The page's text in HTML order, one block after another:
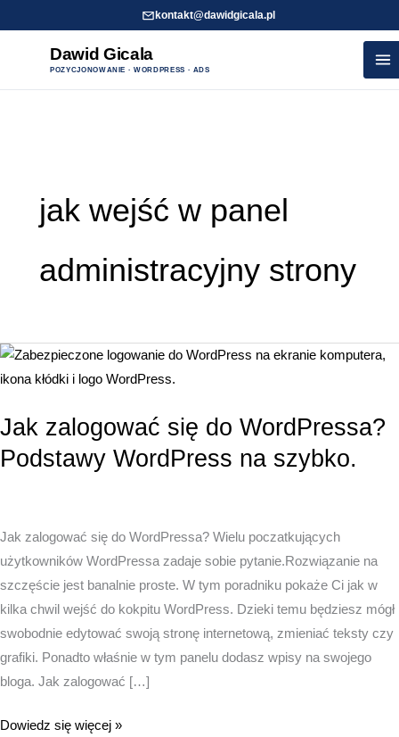
kontakt@dawidgicala.pl
Dawid Gicala
POZYCJONOWANIE · WORDPRESS · ADS
jak wejść w panel
administracyjny strony
Jak zalogować się do WordPressa?
Podstawy WordPress na szybko.
Jak zalogować się do WordPressa? Wielu poczatkujących
użytkowników WordPressa zadaje sobie pytanie.Rozwiązanie na
szczęście jest banalnie proste. W tym poradniku pokaże Ci jak w
kilka chwil wejść do kokpitu WordPress. Dzieki temu będziesz mógł
swobodnie edytować swoją stronę internetową, zmieniać teksty czy
grafiki. Ponadto właśnie w tym panelu dodasz wpisy na swojego
bloga. Jak zalogować […]
Jak
Dowiedz się więcej »